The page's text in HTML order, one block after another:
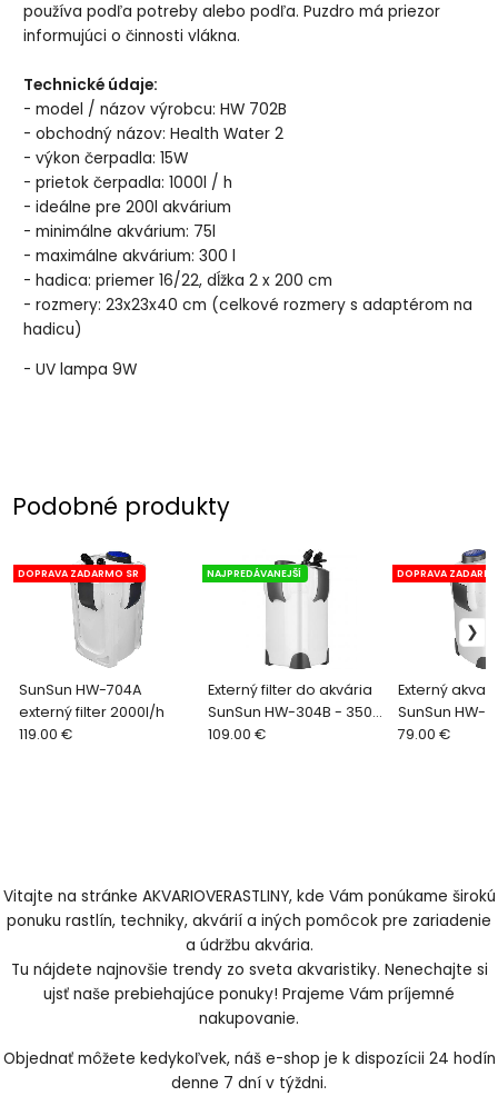
používa podľa potreby alebo podľa. Puzdro má priezor
informujúci o činnosti vlákna.
Technické údaje:
- model / názov výrobcu: HW 702B
- obchodný názov: Health Water 2
- výkon čerpadla: 15W
- prietok čerpadla: 1000l / h
- ideálne pre 200l akvárium
- minimálne akvárium: 75l
- maximálne akvárium: 300 l
- hadica: priemer 16/22, dĺžka 2 x 200 cm
- rozmery: 23x23x40 cm (celkové rozmery s adaptérom na
hadicu)
- UV lampa 9W
Podobné produkty
SunSun HW-704A
externý filter 2000l/h
DOPRAVA ZADARMO SR
119.00 €
Externý filter do akvária
SunSun HW-304B - 350L
- 600L s UV
NAJPREDÁVANEJŠÍ
109.00 €
Externý
SunSun HW-
DOPRAVA
79.00 €
Vitajte na stránke AKVARIOVERASTLINY, kde Vám ponúkame širokú
ponuku rastlín, techniky, akvárií a iných pomôcok pre zariadenie
a údržbu akvária.
Tu nájdete najnovšie trendy zo sveta akvaristiky. Nenechajte si
ujsť naše prebiehajúce ponuky! Prajeme Vám príjemné
nakupovanie.
Objednať môžete kedykoľvek, náš e-shop je k dispozícii 24 hodín
denne 7 dní v týždni.